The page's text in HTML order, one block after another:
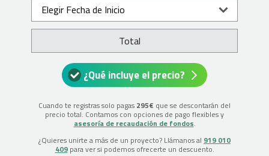
Elegir Fecha de Inicio
Total
¿Qué incluye el precio?
Cuando te registras solo pagas 295€ que se descontarán del
precio total. Contamos con opciones de pago flexibles y
asesoría de recaudación de fondos.
¿Quieres unirte a más de un proyecto? Llámanos al 919 010
409para ver si podemos ofrecerte un descuento.